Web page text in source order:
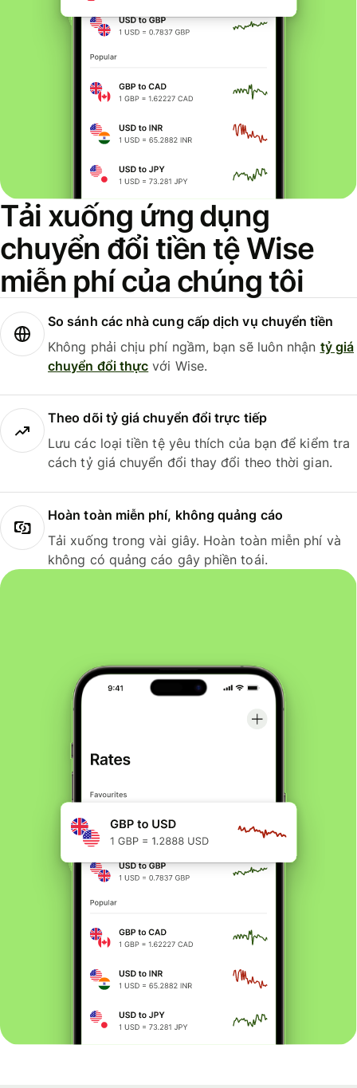
Tải xuống ứng dụng
chuyển đổi tiền tệ Wise
miễn phí của chúng tôi
So sánh các nhà cung cấp dịch vụ chuyển tiền
Không phải chịu phí ngầm, bạn sẽ luôn nhận tỷ giá
chuyển đổi thực với Wise.
Theo dõi tỷ giá chuyển đổi trực tiếp
Lưu các loại tiền tệ yêu thích của bạn để kiểm tra
cách tỷ giá chuyển đổi thay đổi theo thời gian.
Hoàn toàn miễn phí, không quảng cáo
Tải xuống trong vài giây. Hoàn toàn miễn phí và
không có quảng cáo gây phiền toái.